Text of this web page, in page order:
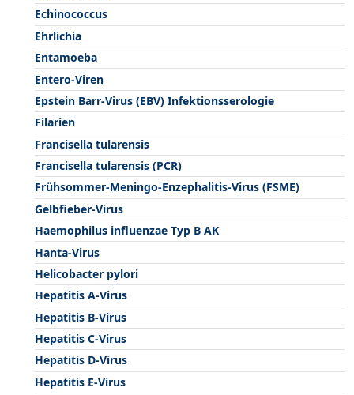
Echinococcus
Ehrlichia
Entamoeba
Entero-Viren
Epstein Barr-Virus (EBV) Infektionsserologie
Filarien
Francisella tularensis
Francisella tularensis (PCR)
Frühsommer-Meningo-Enzephalitis-Virus (FSME)
Gelbfieber-Virus
Haemophilus influenzae Typ B AK
Hanta-Virus
Helicobacter pylori
Hepatitis A-Virus
Hepatitis B-Virus
Hepatitis C-Virus
Hepatitis D-Virus
Hepatitis E-Virus